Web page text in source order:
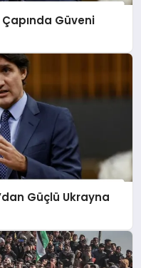
Güveni
Güçlü Ukrayna